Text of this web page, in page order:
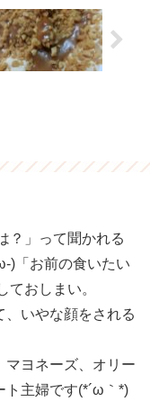
？」って聞かれる
)「お前の食いたい
ておしまい。
いやな顔をされる
マヨネーズ、オリー
ト主婦です(*´ω｀*)